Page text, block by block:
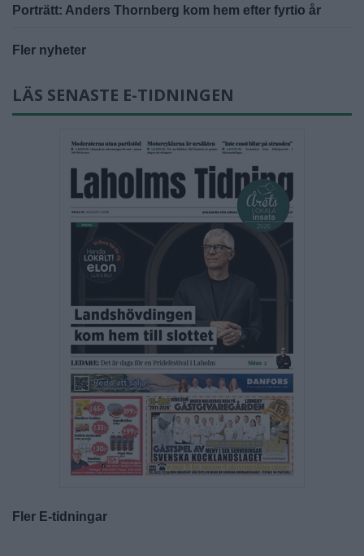
Porträtt: Anders Thornberg kom hem efter fyrtio år
Fler nyheter
LÄS SENASTE E-TIDNINGEN
Fler E-tidningar